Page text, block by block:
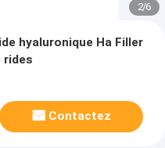
2/6
hyaluronique Ha Filler
rides
Contactez